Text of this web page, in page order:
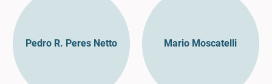
Pedro R. Peres Netto Mario Moscatelli